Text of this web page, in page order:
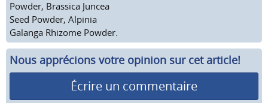
Powder, Brassica Juncea
Seed Powder, Alpinia
Galanga Rhizome Powder.
Nous apprécions votre opinion sur cet article!
Écrire un commentaire